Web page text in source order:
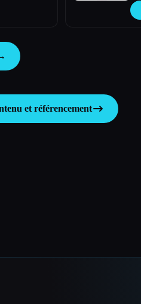
et référencement